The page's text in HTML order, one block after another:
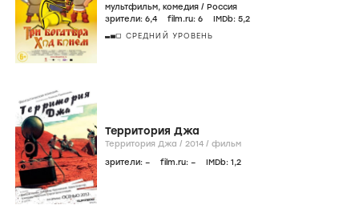
мультфильм, комедия / Россия
зрители: 6,4 film.ru: 6 IMDb: 5,2
СРЕДНИЙ УРОВЕНЬ
Территория Джа
Территория Джа / 2014 / фильм
зрители: – film.ru: – IMDb: 1,2